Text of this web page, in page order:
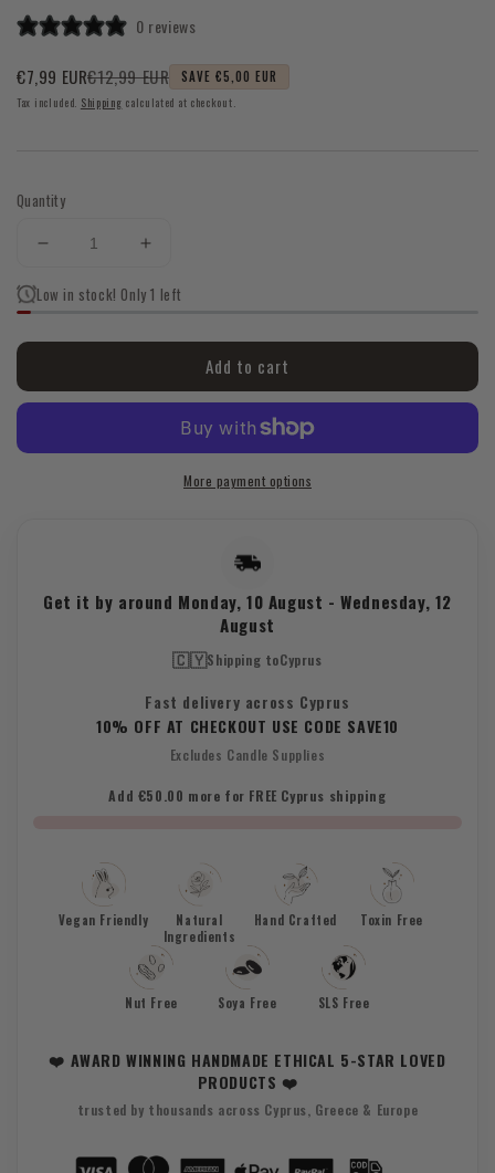
0 reviews
Sale
price
€7,99 EUR
Regular
price
€12,99 EUR SAVE €5,00 EUR
Tax included. Shipping calculated at checkout.
Quantity
Decrease
for
Vanilla
Oil
Increase
for
Vanilla
Essential
Oil
10ml
Low in stock! Only 1 left
Add to cart
More payment options
Get it by around Monday, 10 August -Wednesday, 12
August
🇨🇾Shipping toCyprus
Fast delivery across Cyprus
10% OFF AT CHECKOUT USE CODE SAVE10
Excludes Candle Supplies
Add €50.00 more for FREE Cyprus shipping
Vegan Friendly
Natural
Ingredients
Hand Crafted Toxin Free
Nut Free Soya Free SLS Free
❤️ AWARD WINNING HANDMADE ETHICAL 5-STAR LOVED
PRODUCTS ❤️
trusted by thousands across Cyprus, Greece & Europe